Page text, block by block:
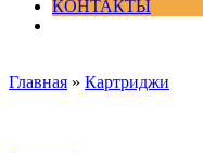
КОНТАКТЫ
Главная » Картриджи